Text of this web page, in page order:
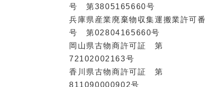
号 第3805165660号
兵庫県産業廃棄物収集運搬業許可番
号 第02804165660号
岡山県古物商許可証 第
72102002163号
香川県古物商許可証 第
811090000902号